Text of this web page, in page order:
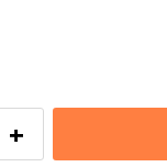
+